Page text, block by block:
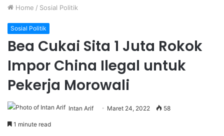
Home / Sosial Politik
Sosial Politik
Bea Cukai Sita 1 Juta Rokok
Impor China Ilegal untuk
Pekerja Morowali
Intan Arif Maret 24, 2022 58
1 minute read